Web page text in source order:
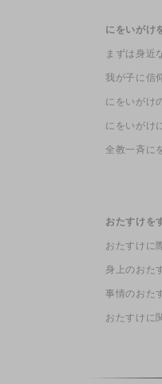
にをいがけ
まずは身近
我が子に信
にをいがけ
にをいがけ
全教一斉に
おたすけを
おたすけに
身上のおた
事情のおた
おたすけに